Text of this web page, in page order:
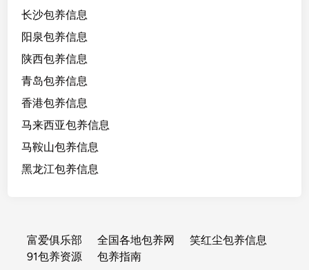
长沙包养信息
阳泉包养信息
陕西包养信息
青岛包养信息
香港包养信息
马来西亚包养信息
马鞍山包养信息
黑龙江包养信息
富爱俱乐部 全国各地包养网
笑红尘包养信息
91包养资源
包养指南